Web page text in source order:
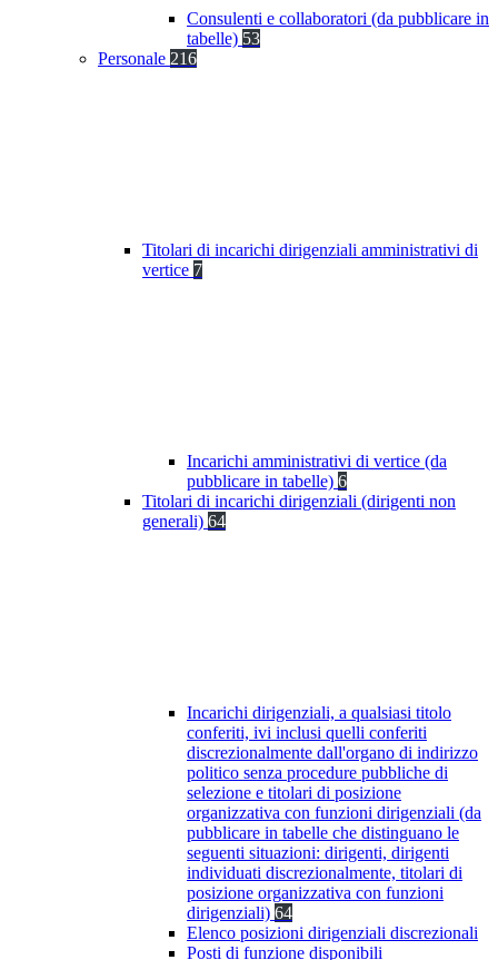
Consulenti e collaboratori (da pubblicare in
tabelle) 53
Personale 216
Titolari di incarichi dirigenziali amministrativi di
vertice 7
Incarichi amministrativi di vertice (da
pubblicare in tabelle) 6
Titolari di incarichi dirigenziali (dirigenti non
generali) 64
Incarichi dirigenziali, a qualsiasi titolo
conferiti, ivi inclusi quelli conferiti
discrezionalmente dall'organo di indirizzo
politico senza procedure pubbliche di
selezione e titolari di posizione
organizzativa con funzioni dirigenziali (da
pubblicare in tabelle che distinguano le
seguenti situazioni: dirigenti, dirigenti
individuati discrezionalmente, titolari di
posizione organizzativa con funzioni
dirigenziali) 64
Elenco posizioni dirigenziali discrezionali
Posti di funzione disponibili